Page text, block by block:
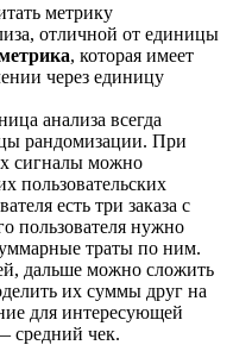
метрику
отличной от единицы
, которая имеет
через единицу
анализа всегда
рандомизации. При
сигналы можно
пользовательских
есть три заказа с
пользователя нужно
траты по ним.
дальше можно сложить
их суммы друг на
для интересующей
средний чек.